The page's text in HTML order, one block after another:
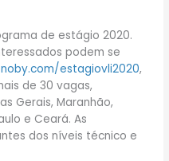
de estágio 2020.
podem se
estagiovli2020,
de 30 vagas,
Gerais, Maranhão,
e Ceará. As
dos níveis técnico e